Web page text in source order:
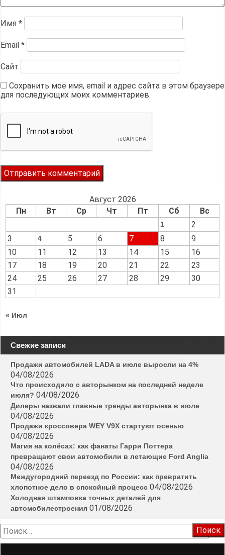
Имя *
Email *
Сайт
Сохранить моё имя, email и адрес сайта в этом браузере
для последующих моих комментариев.
Август 2026
Пн
Вт Ср Чт Пт Сб Вс
1
2
3
4 5 6 7 8
9
10
11 12 13 14 15
16
17
18 19 20 21 22
23
24
25 26 27 28 29
30
31
« Июл
Свежие записи
Продажи автомобилей LADA в июле выросли на 4%
04/08/2026
Что происходило с авторынком на последней неделе
июля? 04/08/2026
Дилеры назвали главные тренды авторынка в июле
04/08/2026
Продажи кроссовера WEY V9X стартуют осенью
04/08/2026
Магия на колёсах: как фанаты Гарри Поттера
превращают свои автомобили в летающие Ford Anglia
04/08/2026
Междугородний переезд по России: как превратить
хлопотное дело в спокойный процесс 04/08/2026
Холодная штамповка точных деталей для
автомобилестроения 01/08/2026
Найти: